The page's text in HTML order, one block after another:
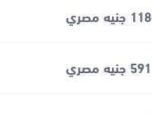
118 جنيه مصري
591 جنيه مصري